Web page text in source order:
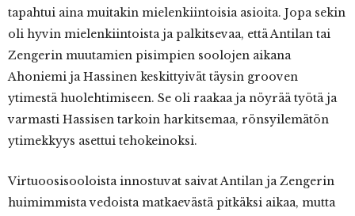
tapahtui aina muitakin mielenkiintoisia asioita. Jopa sekin
oli hyvin mielenkiintoista ja palkitsevaa, että Antilan tai
Zengerin muutamien pisimpien soolojen aikana
Ahoniemi ja Hassinen keskittyivät täysin grooven
ytimestä huolehtimiseen. Se oli raakaa ja nöyrää työtä ja
varmasti Hassisen tarkoin harkitsemaa, rönsyilemätön
ytimekkyys asettui tehokeinoksi.
Virtuoosisooloista innostuvat saivat Antilan ja Zengerin
huimimmista vedoista matkaevästä pitkäksi aikaa, mutta